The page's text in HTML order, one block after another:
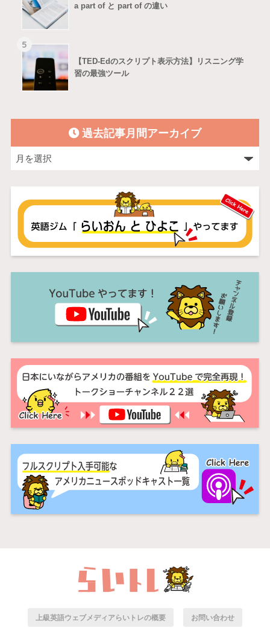
a part of と part of の違い
5
【TED-Edのスクリプト表示方法】リスニング学
習の最強ツール
過去記事月間アーカイブ
上級英語ウェブメディアらいトレの概要 お問い合わせ